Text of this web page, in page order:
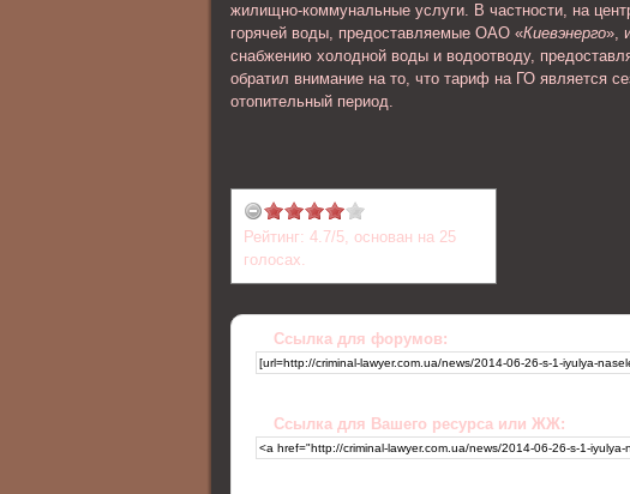
жилищно-коммунальные услуги. В частности, на
горячей воды, предоставляемые ОАО «Киевэнерго»,
снабжению холодной воды и водоотводу,
обратил внимание на то, что тариф на ГО является
отопительный период.
Рейтинг: 4.7/5, основан на 25
голосах.
Ссылка для форумов:
Ссылка для Вашего ресурса или ЖЖ: